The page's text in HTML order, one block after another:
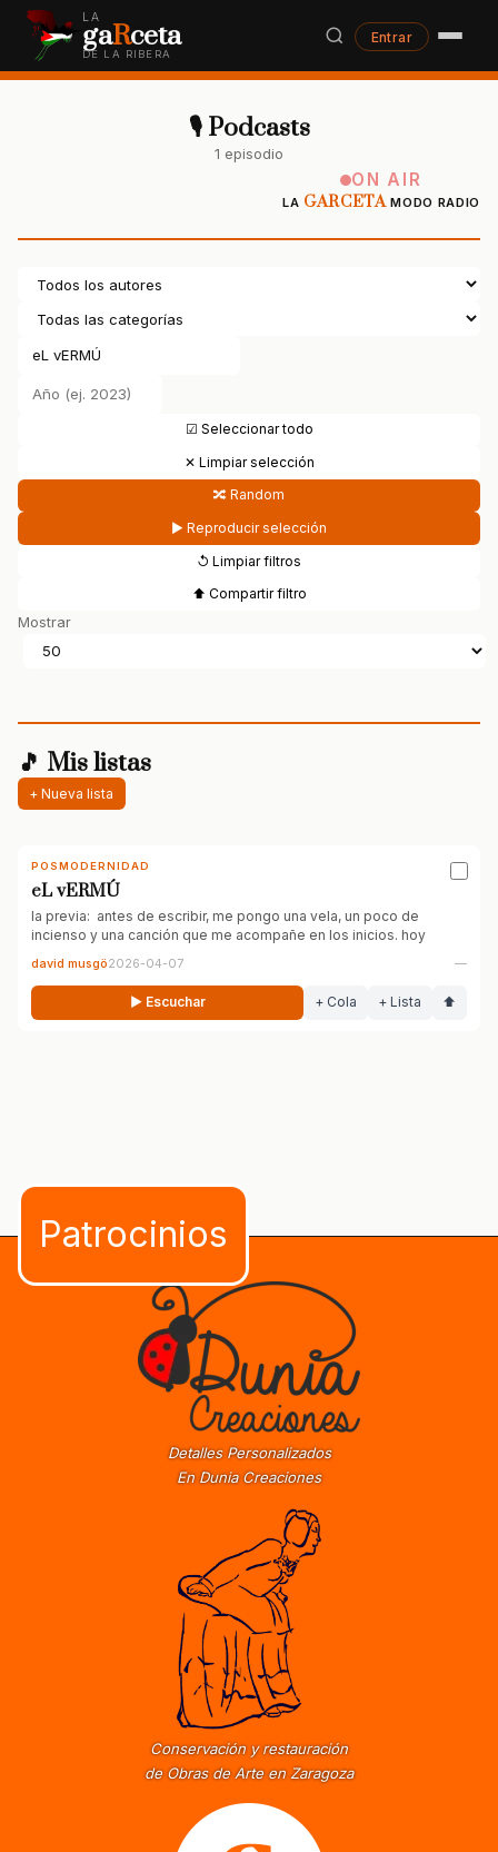
LA
gaRceta
DE LA RIBERA
Entrar
🎙 Podcasts
1 episodio
ON AIR
LA GARCETAMODO RADIO
☑ Seleccionar todo
✕ Limpiar selección
🔀 Random
▶ Reproducir selección
↺ Limpiar filtros
⬆ Compartir filtro
Mostrar
🎵 Mis listas
+ Nueva lista
POSMODERNIDAD
eL vERMÚ
la previa: antes de escribir, me pongo una vela, un poco de
incienso y una canción que me acompañe en los inicios. hoy
david musgö2026-04-07 —
▶ Escuchar + Cola + Lista ⬆
Detalles Personalizados
En Dunia Creaciones
Conservación y restauración
de Obras de Arte en Zaragoza